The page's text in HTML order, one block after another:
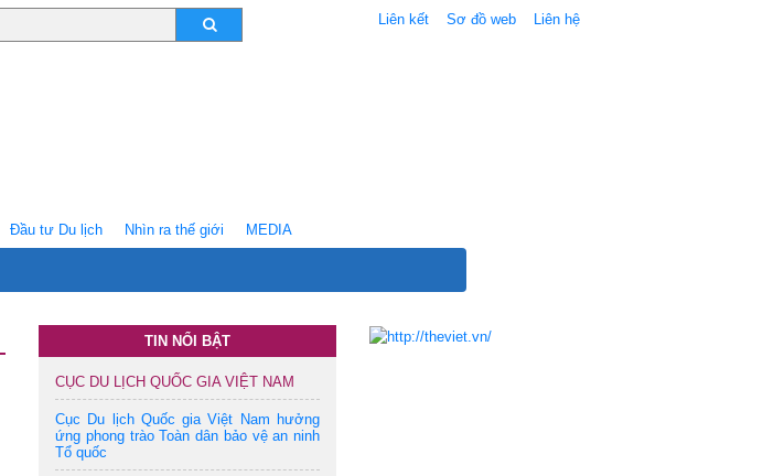
Liên kết Sơ đồ web Liên hệ
Ðầu tư Du lịch Nhìn ra thế giới MEDIA
TIN NỔI BẬT
CỤC DU LỊCH QUỐC GIA VIỆT NAM
Cục Du lịch Quốc gia Việt Nam hưởng
ứng phong trào Toàn dân bảo vệ an ninh
Tổ quốc